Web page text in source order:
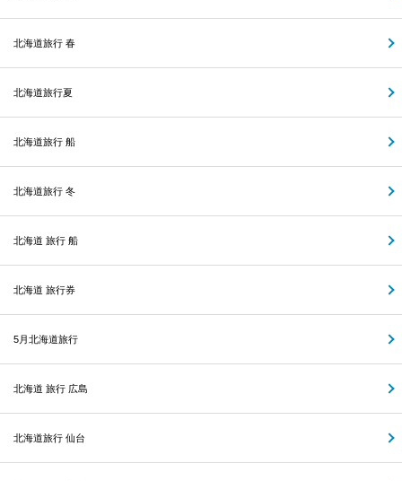
北海道旅行 春
北海道旅行夏
北海道旅行 船
北海道旅行 冬
北海道 旅行 船
北海道 旅行券
5月北海道旅行
北海道 旅行 広島
北海道旅行 仙台